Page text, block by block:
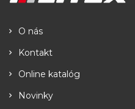
O nás
Kontakt
Online katalóg
Novinky